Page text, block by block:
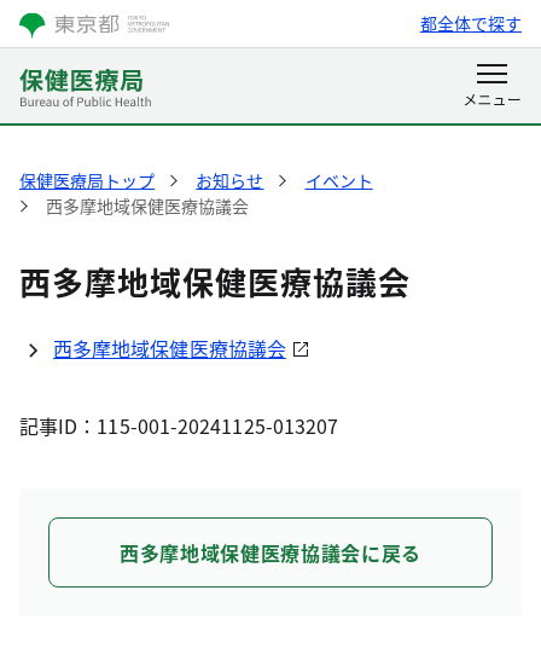
都全体で探す
保健医療局トップ お知らせ
イベント
西多摩地域保健医療協議会
西多摩地域保健医療協議会
西多摩地域保健医療協議会
記事ID：115-001-20241125-013207
西多摩地域保健医療協議会に戻る